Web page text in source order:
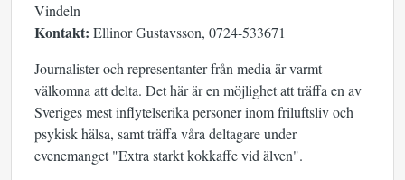
Vindeln
Kontakt: Ellinor Gustavsson, 0724-533671
Journalister och representanter från media är varmt
välkomna att delta. Det här är en möjlighet att träffa en av
Sveriges mest inflytelserika personer inom friluftsliv och
psykisk hälsa, samt träffa våra deltagare under
evenemanget "Extra starkt kokkaffe vid älven".